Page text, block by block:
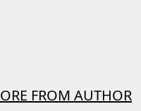
FROM AUTHOR